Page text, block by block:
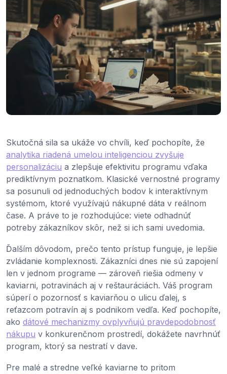
Skutočná sila sa ukáže vo chvíli, keď pochopíte, že
analytika riadená umelou inteligenciou zvyšuje
personalizáciu a zlepšuje efektivitu programu vďaka
prediktívnym poznatkom. Klasické vernostné programy
sa posunuli od jednoduchých bodov k interaktívnym
systémom, ktoré využívajú nákupné dáta v reálnom
čase. A práve to je rozhodujúce: viete odhadnúť
potreby zákazníkov skôr, než si ich sami uvedomia.
Ďalším dôvodom, prečo tento prístup funguje, je lepšie
zvládanie komplexnosti. Zákazníci dnes nie sú zapojení
len v jednom programe — zároveň riešia odmeny v
kaviarni, potravinách aj v reštauráciách. Váš program
súperí o pozornosť s kaviarňou o ulicu ďalej, s
reťazcom potravín aj s podnikom vedľa. Keď pochopíte,
ako dátové mechanizmy ovplyvňujú pravdepodobnosť
nákupu v konkurenčnom prostredí, dokážete navrhnúť
program, ktorý sa nestratí v dave.
Pre malé a stredne veľké kaviarne to pritom